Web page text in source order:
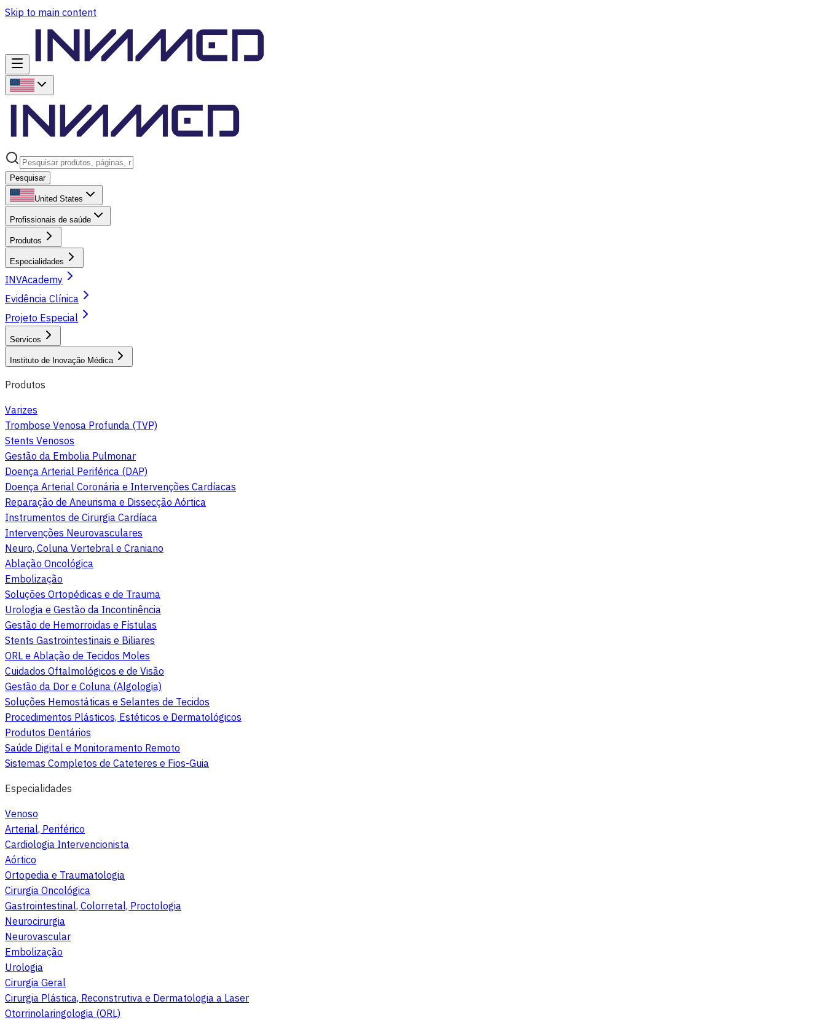
Skip to main content
Pesquisar
United States
Profissionais de saúde
Produtos
Especialidades
INVAcademy
Evidência Clínica
Projeto Especial
Servicos
Instituto de Inovação Médica
Produtos
Varizes
Trombose Venosa Profunda (TVP)
Stents Venosos
Gestão da Embolia Pulmonar
Doença Arterial Periférica (DAP)
Doença Arterial Coronária e Intervenções Cardíacas
Reparação de Aneurisma e Dissecção Aórtica
Instrumentos de Cirurgia Cardíaca
Intervenções Neurovasculares
Neuro, Coluna Vertebral e Craniano
Ablação Oncológica
Embolização
Soluções Ortopédicas e de Trauma
Urologia e Gestão da Incontinência
Gestão de Hemorroidas e Fístulas
Stents Gastrointestinais e Biliares
ORL e Ablação de Tecidos Moles
Cuidados Oftalmológicos e de Visão
Gestão da Dor e Coluna (Algologia)
Soluções Hemostáticas e Selantes de Tecidos
Procedimentos Plásticos, Estéticos e Dermatológicos
Produtos Dentários
Saúde Digital e Monitoramento Remoto
Sistemas Completos de Cateteres e Fios-Guia
Especialidades
Venoso
Arterial, Periférico
Cardiologia Intervencionista
Aórtico
Ortopedia e Traumatologia
Cirurgia Oncológica
Gastrointestinal, Colorretal, Proctologia
Neurocirurgia
Neurovascular
Embolização
Urologia
Cirurgia Geral
Cirurgia Plástica, Reconstrutiva e Dermatologia a Laser
Otorrinolaringologia (ORL)